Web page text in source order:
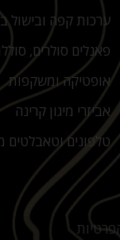
ערכות קפה ובישול
פאנלים סולרים,
אופטיקה ומשקפות
אביזרי מיגון קרינה
טלפונים וטאבלטים